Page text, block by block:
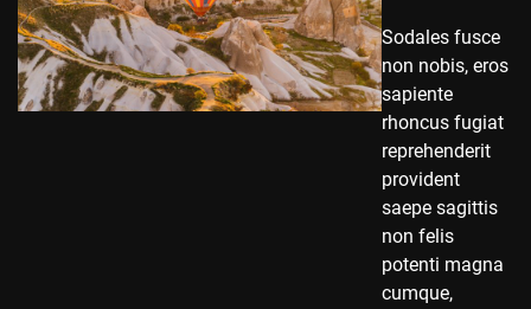
Sodales fusce
non nobis, eros
sapiente
rhoncus fugiat
reprehenderit
provident
saepe sagittis
non felis
potenti magna
cumque,